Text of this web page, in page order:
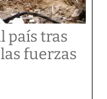
país tras
fuerzas